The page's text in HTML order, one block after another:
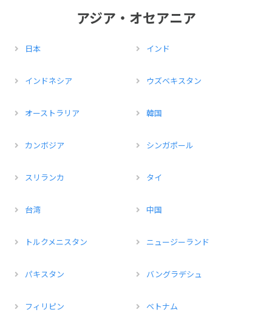
アジア・オセアニア
日本 インド
インドネシア ウズベキスタン
オーストラリア 韓国
カンボジア シンガポール
スリランカ タイ
台湾 中国
トルクメニスタン ニュージーランド
パキスタン バングラデシュ
フィリピン ベトナム